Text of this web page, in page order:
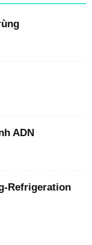
ADN
Refrigeration